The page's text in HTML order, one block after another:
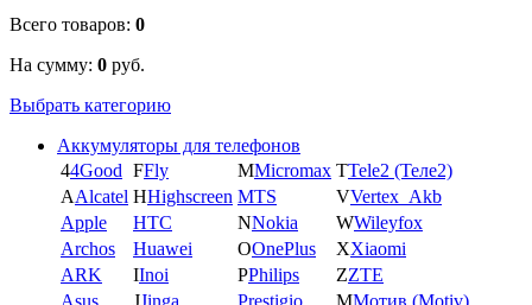
Всего товаров: 0
На сумму: 0 руб.
Выбрать категорию
Аккумуляторы для телефонов
44Good FFly MMicromax TTele2 (Теле2)
AAlcatel HHighscreen MTS VVertex_Akb
Apple
HTC NNokia WWileyfox
Archos
Huawei OOnePlus XXiaomi
ARK
IInoi PPhilips ZZTE
Asus
JJinga Prestigio ММотив (Motiv)